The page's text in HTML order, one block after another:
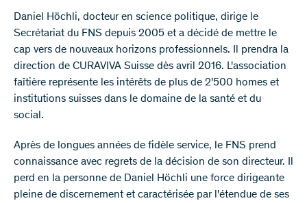
​Daniel Höchli, docteur en science politique, dirige le
Secrétariat du FNS depuis 2005 et a décidé de mettre le
cap vers de nouveaux horizons professionnels. Il prendra la
direction de CURAVIVA Suisse dès avril 2016. L'association
faîtière représente les intérêts de plus de 2'500 homes et
institutions suisses dans le domaine de la santé et du
social.
Après de longues années de fidèle service, le FNS prend
connaissance avec regrets de la décision de son directeur. Il
perd en la personne de Daniel Höchli une force dirigeante
pleine de discernement et caractérisée par l'étendue de ses